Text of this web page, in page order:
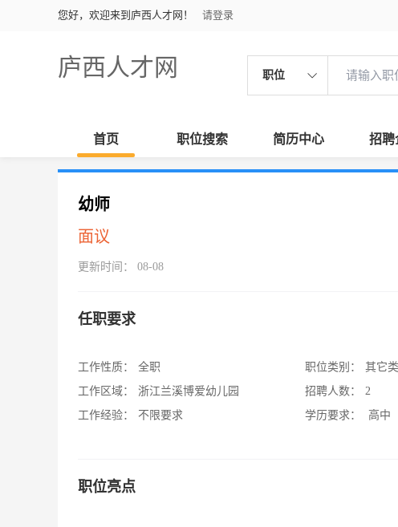
您好，欢迎来到庐西人才网！ 请登录
庐西人才网 职位
首页 职位搜索 简历中心 招聘
幼师
面议
更新时间： 08-08
任职要求
工作性质：
全职
工作区域：
浙江兰溪博爱幼儿园
工作经验：
不限要求
职位类别：
其它
招聘人数：
2
学历要求：
高中
职位亮点